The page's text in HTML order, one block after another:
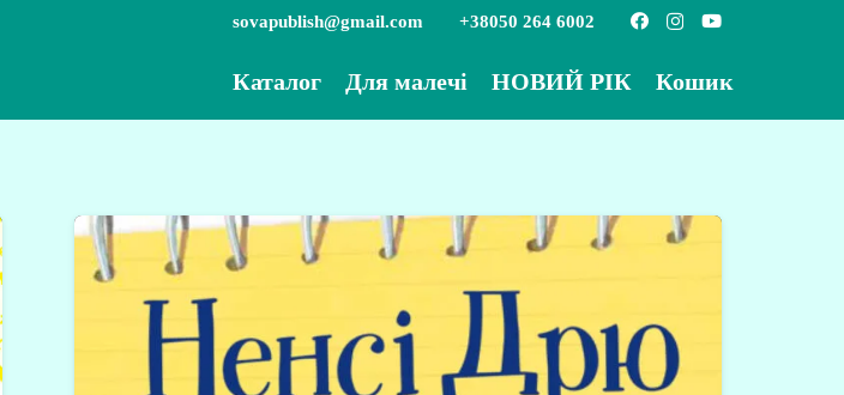
sovapublish@gmail.com +38050 264 6002
Каталог Для малечі НОВИЙ РІК Кошик